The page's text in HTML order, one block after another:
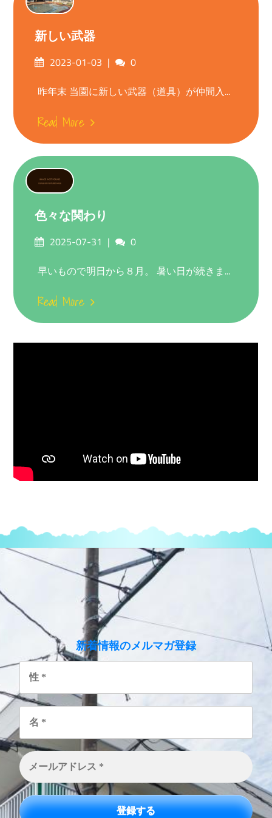
新しい武器
Posted2023-01-03 Comments
0
昨年末 当園に新しい武器（道具）が仲間入...
Read More
色々な関わり
Posted2025-07-31 Comments
0
早いもので明日から８月。 暑い日が続きま...
Read More
新着情報のメルマガ登録
性
名
メ
ー
ル
ア
ド
レ